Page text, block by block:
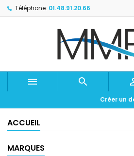
Téléphone: 01.48.91.20.66
 
Créer un
ACCUEIL
MARQUES